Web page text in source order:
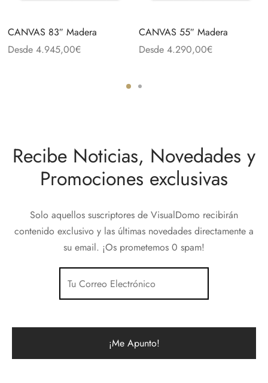
CANVAS 83″ Madera
Desde 4.945,00€
CANVAS 55″ Madera
Desde 4.290,00€
Recibe Noticias, Novedades y
Promociones exclusivas
Solo aquellos suscriptores de VisualDomo recibirán
contenido exclusivo y las últimas novedades directamente a
su email. ¡Os prometemos 0 spam!